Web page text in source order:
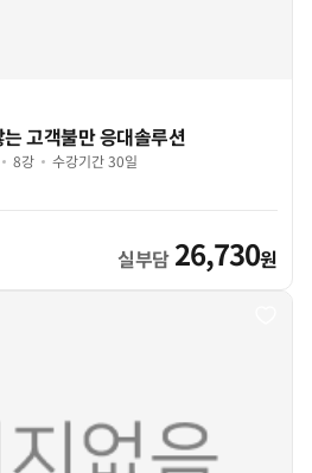
고객불만 응대솔루션
8강 수강기간 30일
실부담 26,730원